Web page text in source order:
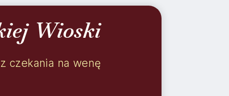
Wioski
czekania na wenę